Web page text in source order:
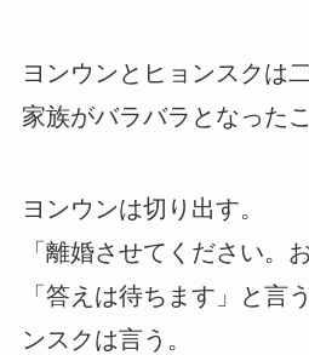
ヨンウンとヒョンスクは
家族がバラバラとなった
ヨンウンは切り出す。
「離婚させてください。
「答えは待ちます」と言
ンスクは言う。